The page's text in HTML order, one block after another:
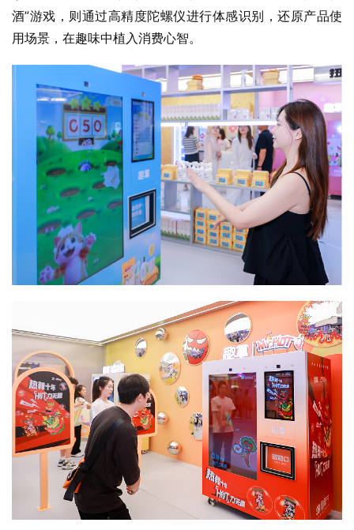
酒”游戏，则通过高精度陀螺仪进行体感识别，还原产品使
用场景，在趣味中植入消费心智。